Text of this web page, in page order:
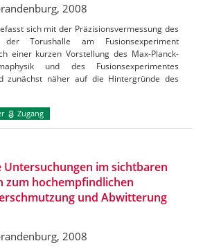
2008
sich mit der Präzisionsvermessung des
der Torushalle am Fusionsexperiment
einer kurzen Vorstellung des Max-Planck-
und des Fusionsexperimentes
zunächst näher auf die Hintergründe des
Zugang
im sichtbaren
zum hochempfindlichen
und Abwitterung
2008